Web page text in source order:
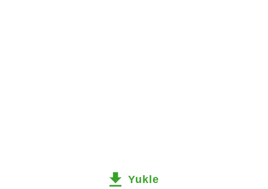
Yukle